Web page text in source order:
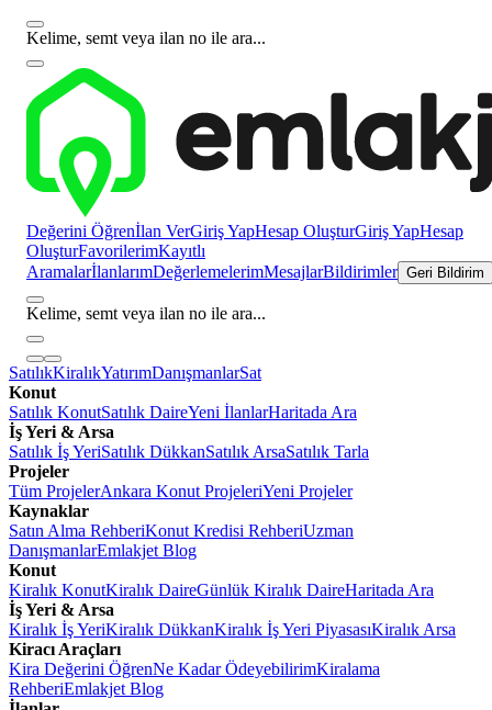
Kelime, semt veya ilan no ile ara...
Değerini Öğrenİlan VerGiriş YapHesap OluşturGiriş YapHesap
OluşturFavorilerimKayıtlı
AramalarİlanlarımDeğerlemelerimMesajlarBildirimler Geri Bildirim
Kelime, semt veya ilan no ile ara...
SatılıkKiralıkYatırımDanışmanlarSat
Konut
Satılık KonutSatılık DaireYeni İlanlarHaritada Ara
İş Yeri & Arsa
Satılık İş YeriSatılık DükkanSatılık ArsaSatılık Tarla
Projeler
Tüm ProjelerAnkara Konut ProjeleriYeni Projeler
Kaynaklar
Satın Alma RehberiKonut Kredisi RehberiUzman
DanışmanlarEmlakjet Blog
Konut
Kiralık KonutKiralık DaireGünlük Kiralık DaireHaritada Ara
İş Yeri & Arsa
Kiralık İş YeriKiralık DükkanKiralık İş Yeri PiyasasıKiralık Arsa
Kiracı Araçları
Kira Değerini ÖğrenNe Kadar ÖdeyebilirimKiralama
RehberiEmlakjet Blog